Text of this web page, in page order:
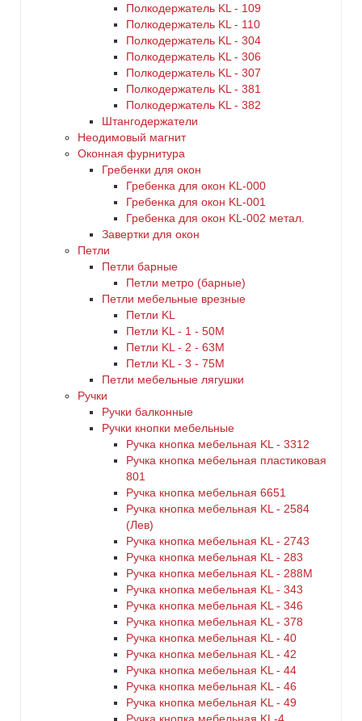
Полкодержатель KL - 109
Полкодержатель KL - 110
Полкодержатель KL - 304
Полкодержатель KL - 306
Полкодержатель KL - 307
Полкодержатель KL - 381
Полкодержатель KL - 382
Штангодержатели
Неодимовый магнит
Оконная фурнитура
Гребенки для окон
Гребенка для окон KL-000
Гребенка для окон KL-001
Гребенка для окон KL-002 метал.
Завертки для окон
Петли
Петли барные
Петли метро (барные)
Петли мебельные врезные
Петли KL
Петли KL - 1 - 50M
Петли KL - 2 - 63M
Петли KL - 3 - 75M
Петли мебельные лягушки
Ручки
Ручки балконные
Ручки кнопки мебельные
Ручка кнопка мебельная KL - 3312
Ручка кнопка мебельная пластиковая
801
Ручка кнопка мебельная 6651
Ручка кнопка мебельная KL - 2584
(Лев)
Ручка кнопка мебельная KL - 2743
Ручка кнопка мебельная KL - 283
Ручка кнопка мебельная KL - 288M
Ручка кнопка мебельная KL - 343
Ручка кнопка мебельная KL - 346
Ручка кнопка мебельная KL - 378
Ручка кнопка мебельная KL - 40
Ручка кнопка мебельная KL - 42
Ручка кнопка мебельная KL - 44
Ручка кнопка мебельная KL - 46
Ручка кнопка мебельная KL - 49